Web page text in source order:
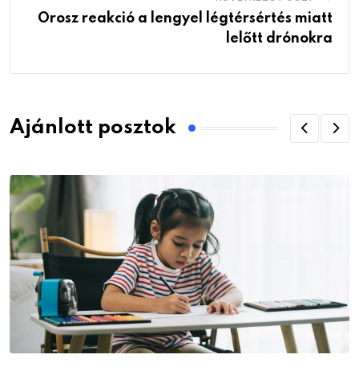
Orosz reakció a lengyel légtérsértés miatt
lelőtt drónokra
Ajánlott posztok